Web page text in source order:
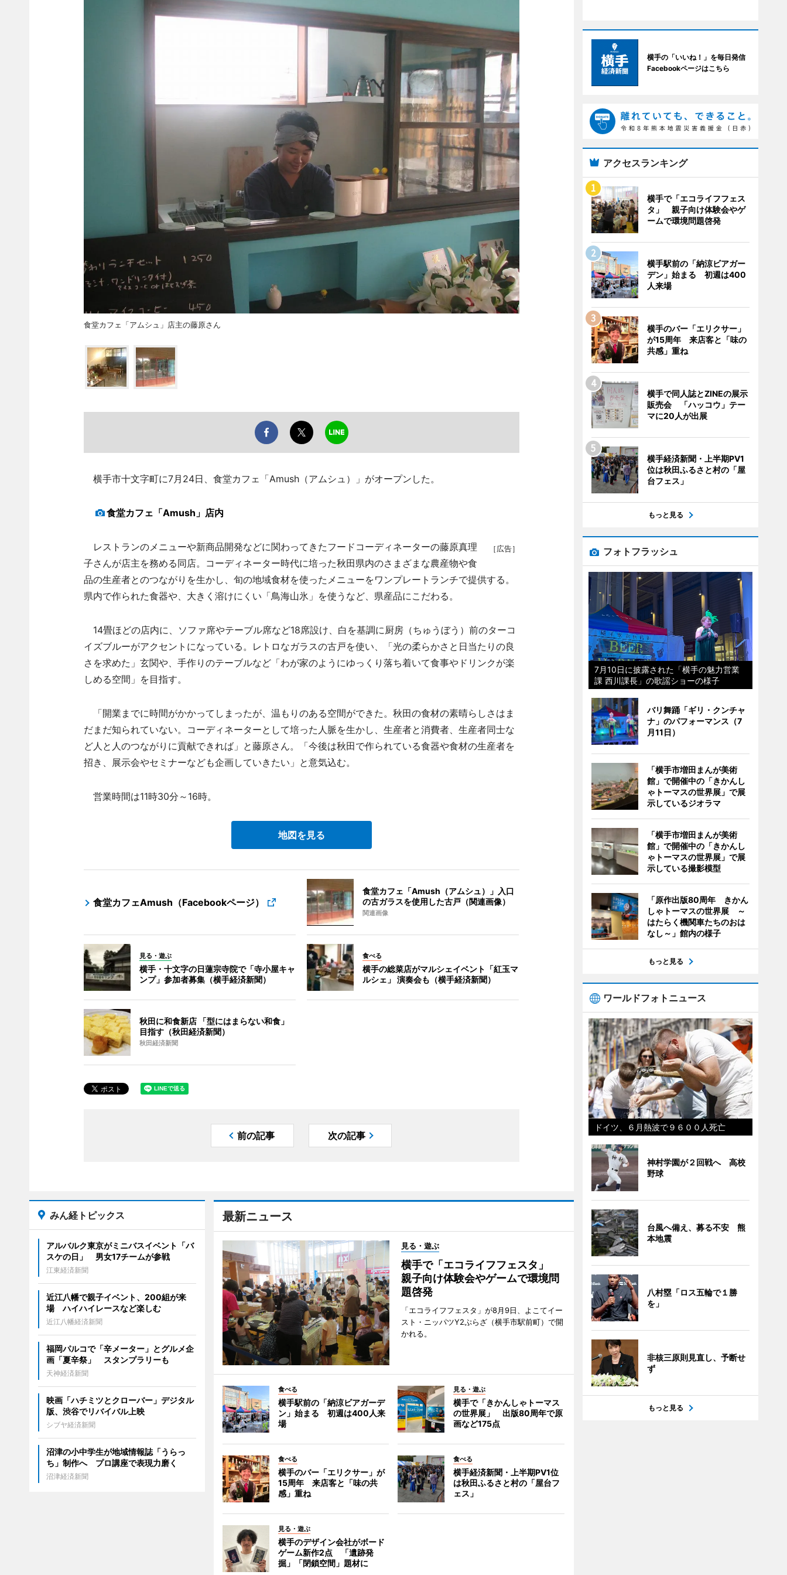
食堂カフェ「アムシュ」店主の藤原さん
横手市十文字町に7月24日、食堂カフェ「Amush（アムシュ）」がオープンした。
食堂カフェ「Amush」店内
［広告］
レストランのメニューや新商品開発などに関わってきたフードコーディネーターの藤原真理
子さんが店主を務める同店。コーディネーター時代に培った秋田県内のさまざまな農産物や食
品の生産者とのつながりを生かし、旬の地域食材を使ったメニューをワンプレートランチで提供する。
県内で作られた食器や、大きく溶けにくい「鳥海山氷」を使うなど、県産品にこだわる。
14畳ほどの店内に、ソファ席やテーブル席など18席設け、白を基調に厨房（ちゅうぼう）前のターコ
イズブルーがアクセントになっている。レトロなガラスの古戸を使い、「光の柔らかさと日当たりの良
さを求めた」玄関や、手作りのテーブルなど「わが家のようにゆっくり落ち着いて食事やドリンクが楽
しめる空間」を目指す。
「開業までに時間がかかってしまったが、温もりのある空間ができた。秋田の食材の素晴らしさはま
だまだ知られていない。コーディネーターとして培った人脈を生かし、生産者と消費者、生産者同士な
ど人と人のつながりに貢献できれば」と藤原さん。「今後は秋田で作られている食器や食材の生産者を
招き、展示会やセミナーなども企画していきたい」と意気込む。
営業時間は11時30分～16時。
地図を見る
食堂カフェAmush（Facebookページ）
食堂カフェ「Amush（アムシュ）」入口
の古ガラスを使用した古戸（関連画像）
関連画像
見る・遊ぶ
横手・十文字の日蓮宗寺院で「寺小屋キャ
ンプ」参加者募集（横手経済新聞）
食べる
横手の総菜店がマルシェイベント「紅玉マ
ルシェ」 演奏会も（横手経済新聞）
秋田に和食新店 「型にはまらない和食」
目指す（秋田経済新聞）
秋田経済新聞
前の記事 次の記事
最新ニュース
見る・遊ぶ
横手で「エコライフフェスタ」
親子向け体験会やゲームで環境問
題啓発
「エコライフフェスタ」が8月9日、よこてイー
スト・ニッパツY2ぷらざ（横手市駅前町）で開
かれる。
食べる
横手駅前の「納涼ビアガーデ
ン」始まる 初週は400人来
場
見る・遊ぶ
横手で「きかんしゃトーマス
の世界展」 出版80周年で原
画など175点
食べる
横手のバー「エリクサー」が
15周年 来店客と「味の共
感」重ね
食べる
横手経済新聞・上半期PV1位
は秋田ふるさと村の「屋台フ
ェス」
見る・遊ぶ
横手のデザイン会社がボード
ゲーム新作2点 「遺跡発
掘」「閉鎖空間」題材に
みん経トピックス
アルバルク東京がミニバスイベント「バ
スケの日」 男女17チームが参戦
江東経済新聞
近江八幡で親子イベント、200組が来
場 ハイハイレースなど楽しむ
近江八幡経済新聞
福岡パルコで「辛メーター」とグルメ企
画「夏辛祭」 スタンプラリーも
天神経済新聞
映画「ハチミツとクローバー」デジタル
版、渋谷でリバイバル上映
シブヤ経済新聞
沼津の小中学生が地域情報誌「うらっ
ち」制作へ プロ講座で表現力磨く
沼津経済新聞
横手の「いいね！」を毎日発信
Facebookページはこちら
アクセスランキング
横手で「エコライフフェス
タ」 親子向け体験会やゲ
ームで環境問題啓発
横手駅前の「納涼ビアガー
デン」始まる 初週は400
人来場
横手のバー「エリクサー」
が15周年 来店客と「味の
共感」重ね
横手で同人誌とZINEの展示
販売会 「ハッコウ」テー
マに20人が出展
横手経済新聞・上半期PV1
位は秋田ふるさと村の「屋
台フェス」
もっと見る
フォトフラッシュ
7月10日に披露された「横手の魅力営業
課 西川課長」の歌謡ショーの様子
バリ舞踊「ギリ・クンチャ
ナ」のパフォーマンス（7
月11日）
「横手市増田まんが美術
館」で開催中の「きかんし
ゃトーマスの世界展」で展
示しているジオラマ
「横手市増田まんが美術
館」で開催中の「きかんし
ゃトーマスの世界展」で展
示している撮影模型
「原作出版80周年 きかん
しゃトーマスの世界展 ～
はたらく機関車たちのおは
なし～」館内の様子
もっと見る
ワールドフォトニュース
ドイツ、６月熱波で９６００人死亡
神村学園が２回戦へ 高校
野球
台風へ備え、募る不安 熊
本地震
八村塁「ロス五輪で１勝
を」
非核三原則見直し、予断せ
ず
もっと見る